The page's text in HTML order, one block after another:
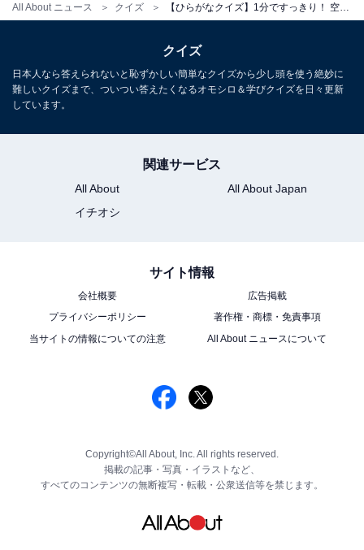
All About ニュース クイズ 【ひらがなクイズ】1分ですっきり！ 空欄に共通する2文字は？ ヒントは時計の音
クイズ
日本人なら答えられないと恥ずかしい簡単なクイズから少し頭を使う絶妙に
難しいクイズまで、ついつい答えたくなるオモシロ＆学びクイズを日々更新
しています。
関連サービス
All About
All About Japan
イチオシ
サイト情報
会社概要
広告掲載
プライバシーポリシー
著作権・商標・免責事項
当サイトの情報についての注意
All About ニュースについて
Copyright©All About, Inc. All rights reserved.
掲載の記事・写真・イラストなど、
すべてのコンテンツの無断複写・転載・公衆送信等を禁じます。